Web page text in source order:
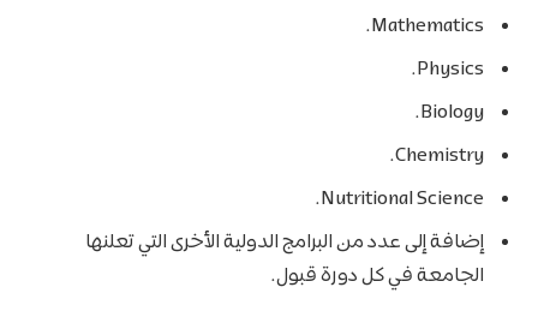
Mathematics.
Physics.
Biology.
Chemistry.
Nutritional Science.
إضافة إلى عدد من البرامج الدولية الأخرى التي تعلنها
الجامعة في كل دورة قبول.